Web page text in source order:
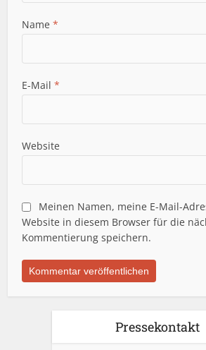
Name*
E-Mail*
Website
Meinen Namen, meine E-Mail-
Website in diesem Browser für die
Kommentierung speichern.
Pressekontakt